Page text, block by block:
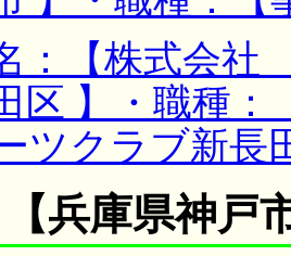
：【株式会
区 】・職種
ツクラブ新長
兵庫県神戸